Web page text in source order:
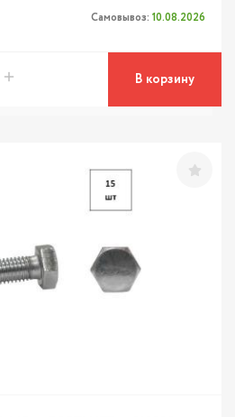
Самовывоз: 10.08.2026
В корзину